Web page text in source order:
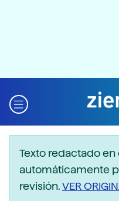
Texto redactado
automáticamente
revisión.VER